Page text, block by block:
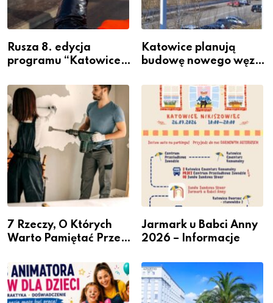
Rusza 8. edycja
programu “Katowice
– nabór dla
przedsiębiorców
Katowice planują
budowę nowego węzła
Podlesiu
7 Rzeczy, O Których
Warto Pamiętać Przed
Jarmark u Babci Anny
2026 – Informacje